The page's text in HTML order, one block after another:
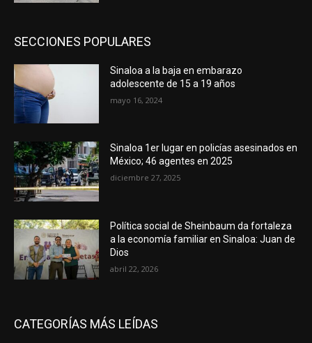
SECCIONES POPULARES
Sinaloa a la baja en embarazo
adolescente de 15 a 19 años
mayo 16, 2024
Sinaloa 1er lugar en policías asesinados en
México; 46 agentes en 2025
diciembre 27, 2025
Política social de Sheinbaum da fortaleza
a la economía familiar en Sinaloa: Juan de
Dios
abril 22, 2026
CATEGORÍAS MÁS LEÍDAS